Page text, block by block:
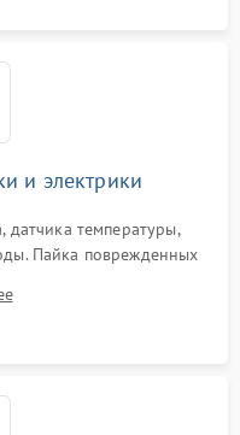
и электрики
температуры,
Пайка поврежденных
и контактов.